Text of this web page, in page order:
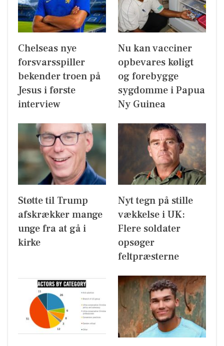
Chelseas nye
forsvarsspiller
bekender troen på
Jesus i første
interview
Nu kan vacciner
opbevares køligt
og forebygge
sygdomme i Papua
Ny Guinea
Støtte til Trump
afskrækker mange
unge fra at gå i
kirke
Nyt tegn på stille
vækkelse i UK:
Flere soldater
opsøger
feltpræsterne